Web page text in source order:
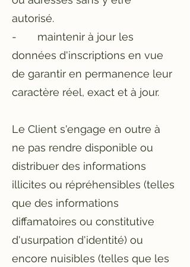
autorisé.
- maintenir à jour les
données d'inscriptions en vue
de garantir en permanence leur
caractère réel, exact et à jour.
Le Client s'engage en outre à
ne pas rendre disponible ou
distribuer des informations
illicites ou répréhensibles (telles
que des informations
diffamatoires ou constitutive
d'usurpation d'identité) ou
encore nuisibles (telles que les